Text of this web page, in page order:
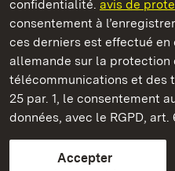
confidentialité. avis de
consentement à
ces derniers est effectué
allemande sur la protection
télécommunications et des
25 par. 1, le consentement
données, avec le RGPD, art.
Accepter
Châteaux et jardins publics
ContactFAQ et réponses
Protection des données
Explications sur
BITV-konform (geprüfte